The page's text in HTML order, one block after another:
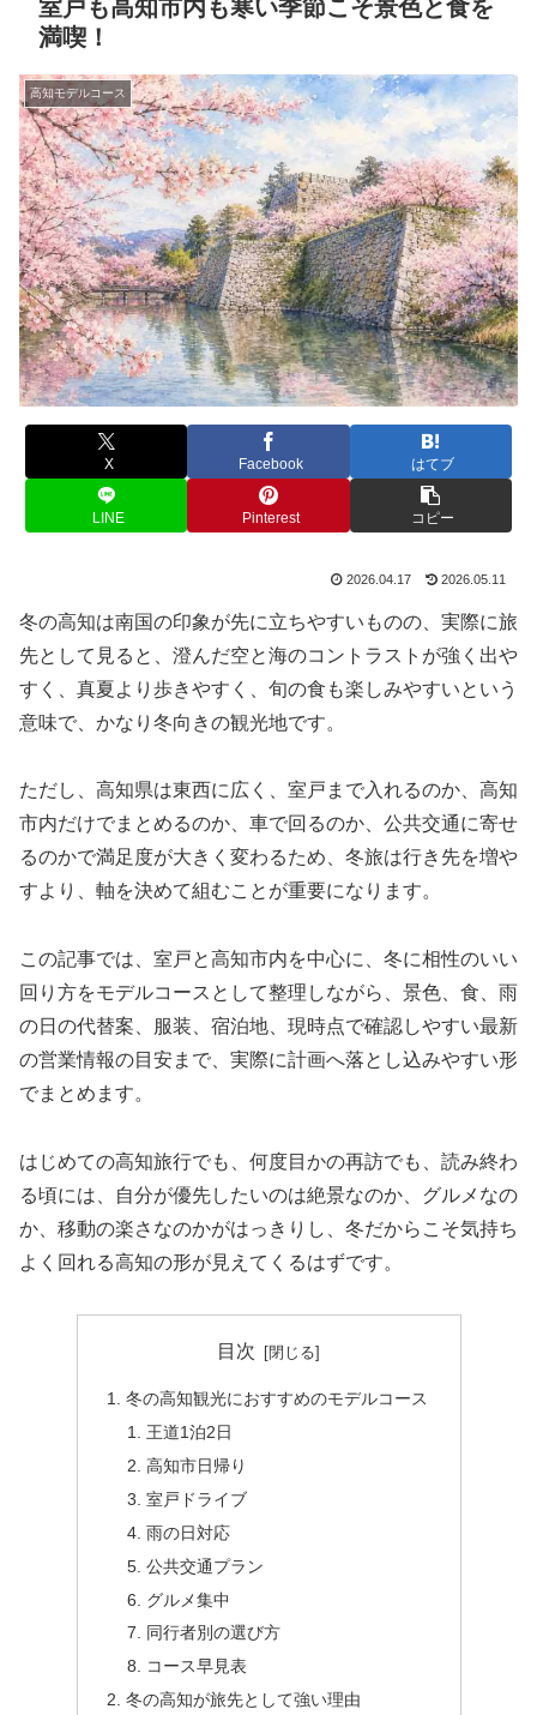
室戸も高知市内も寒い季節こそ景色と食を
満喫！
高知モデルコース
X Facebook はてブ
LINE Pinterest コピー
2026.04.17 2026.05.11
冬の高知は南国の印象が先に立ちやすいものの、実際に旅
先として見ると、澄んだ空と海のコントラストが強く出や
すく、真夏より歩きやすく、旬の食も楽しみやすいという
意味で、かなり冬向きの観光地です。
ただし、高知県は東西に広く、室戸まで入れるのか、高知
市内だけでまとめるのか、車で回るのか、公共交通に寄せ
るのかで満足度が大きく変わるため、冬旅は行き先を増や
すより、軸を決めて組むことが重要になります。
この記事では、室戸と高知市内を中心に、冬に相性のいい
回り方をモデルコースとして整理しながら、景色、食、雨
の日の代替案、服装、宿泊地、現時点で確認しやすい最新
の営業情報の目安まで、実際に計画へ落とし込みやすい形
でまとめます。
はじめての高知旅行でも、何度目かの再訪でも、読み終わ
る頃には、自分が優先したいのは絶景なのか、グルメなの
か、移動の楽さなのかがはっきりし、冬だからこそ気持ち
よく回れる高知の形が見えてくるはずです。
目次
冬の高知観光におすすめのモデルコース
王道1泊2日
高知市日帰り
室戸ドライブ
雨の日対応
公共交通プラン
グルメ集中
同行者別の選び方
コース早見表
冬の高知が旅先として強い理由